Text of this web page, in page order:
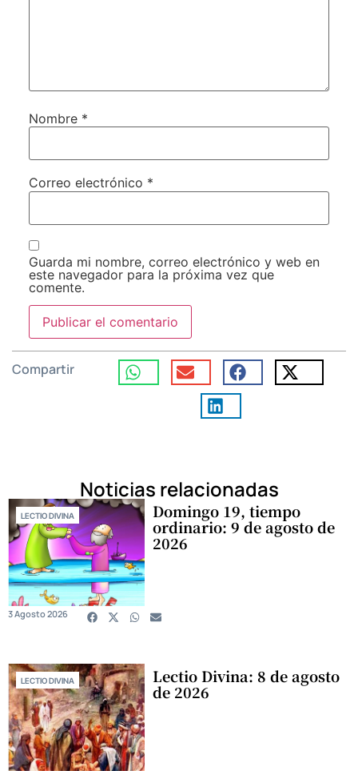
Nombre *
Correo electrónico *
Guarda mi nombre, correo electrónico y web en
este navegador para la próxima vez que
comente.
Compartir
Noticias relacionadas
LECTIO DIVINA Domingo 19, tiempo
ordinario: 9 de agosto de
2026
3 Agosto 2026
LECTIO DIVINA Lectio Divina: 8 de agosto
de 2026